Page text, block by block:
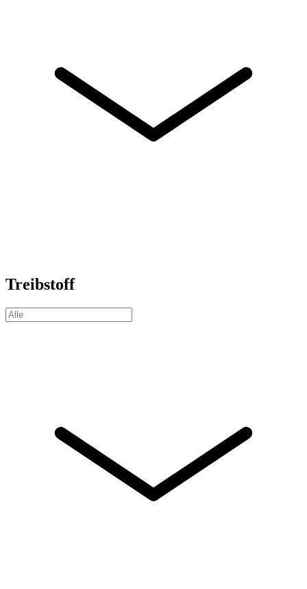
Treibstoff